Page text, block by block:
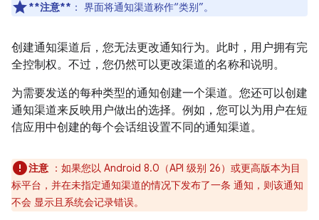
**注意** ： 界面将通知渠道称作“类别”。
创建通知渠道后，您无法更改通知行为。此时，用户拥有完
全控制权。不过，您仍然可以更改渠道的名称和说明。
为需要发送的每种类型的通知创建一个渠道。您还可以创建
通知渠道来反映用户做出的选择。例如，您可以为用户在短
信应用中创建的每个会话组设置不同的通知渠道。
注意 ：如果您以 Android 8.0（API 级别 26）或更高版本为目
标平台，并在未指定通知渠道的情况下发布了一条 通知，则该通知
不会 显示且系统会记录错误。